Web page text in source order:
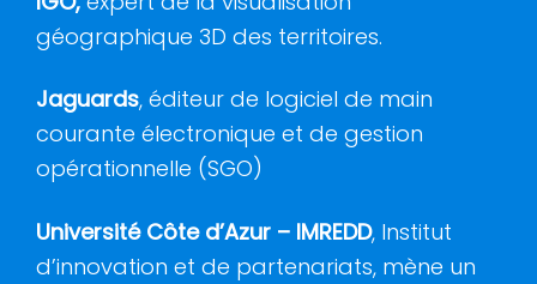
géographique 3D des territoires.
Jaguards, éditeur de logiciel de main
courante électronique et de gestion
opérationnelle (SGO)
Université Côte d’Azur – IMREDD, Institut
d’innovation et de partenariats, mène un